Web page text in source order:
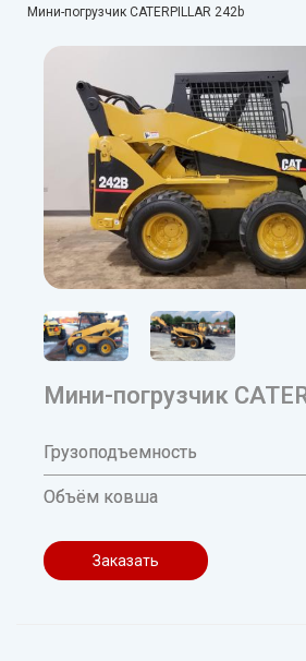
Мини-погрузчик CATERPILLAR 242b
Мини-погрузчик
Грузоподъемность
Объём ковша
Заказать